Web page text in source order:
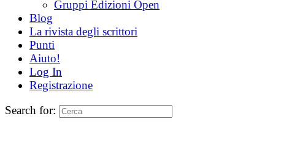
Gruppi Edizioni Open
Blog
La rivista degli scrittori
Punti
Aiuto!
Log In
Registrazione
Search for: